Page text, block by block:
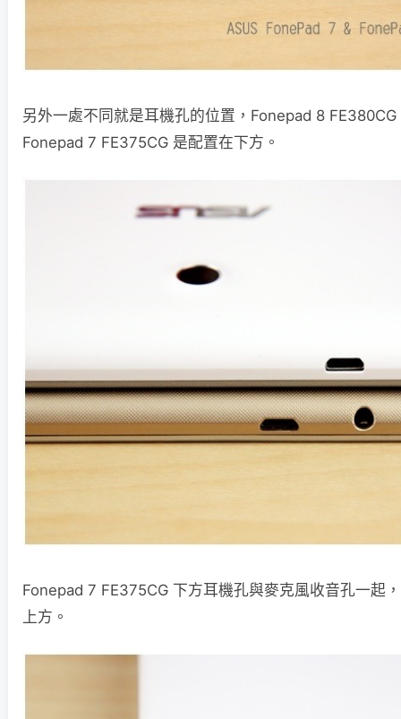
另外一處不同就是耳機孔的位置，Fonepad 8
Fonepad 7 FE375CG 是配置在下方。
Fonepad 7 FE375CG 下方耳機孔與麥克風收音孔一起
上方。